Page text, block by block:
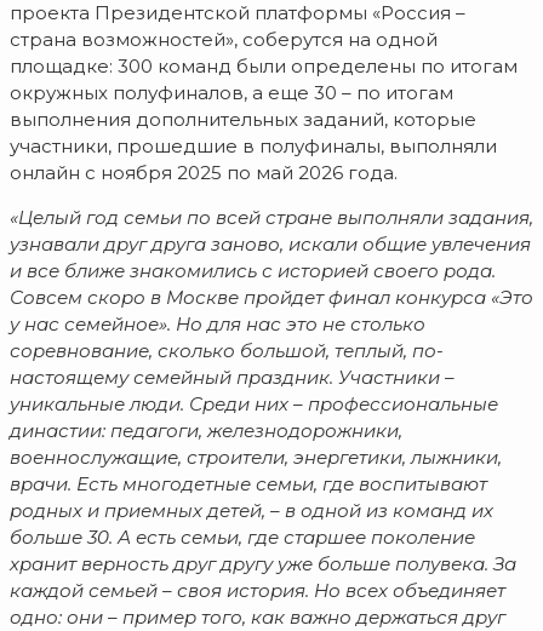
проекта Президентской платформы «Россия –
страна возможностей», соберутся на одной
площадке: 300 команд были определены по итогам
окружных полуфиналов, а еще 30 – по итогам
выполнения дополнительных заданий, которые
участники, прошедшие в полуфиналы, выполняли
онлайн с ноября 2025 по май 2026 года.
«Целый год семьи по всей стране выполняли задания,
узнавали друг друга заново, искали общие увлечения
и все ближе знакомились с историей своего рода.
Совсем скоро в Москве пройдет финал конкурса «Это
у нас семейное». Но для нас это не столько
соревнование, сколько большой, теплый, по-
настоящему семейный праздник. Участники –
уникальные люди. Среди них – профессиональные
династии: педагоги, железнодорожники,
военнослужащие, строители, энергетики, лыжники,
врачи. Есть многодетные семьи, где воспитывают
родных и приемных детей, – в одной из команд их
больше 30. А есть семьи, где старшее поколение
хранит верность друг другу уже больше полувека. За
каждой семьей – своя история. Но всех объединяет
одно: они – пример того, как важно держаться друг